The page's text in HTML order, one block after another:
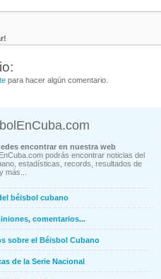
para hacer algún comentario.
encontrar en nuestra web
podrás encontrar noticias del
estadísticas, records, resultados de
más...
béisbol cubano
comentarios...
sobre el Béisbol Cubano
de la Serie Nacional